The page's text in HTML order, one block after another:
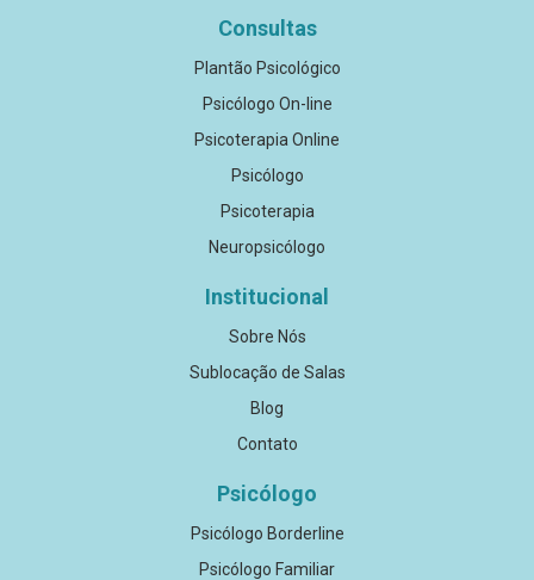
Consultas
Plantão Psicológico
Psicólogo On-line
Psicoterapia Online
Psicólogo
Psicoterapia
Neuropsicólogo
Institucional
Sobre Nós
Sublocação de Salas
Blog
Contato
Psicólogo
Psicólogo Borderline
Psicólogo Familiar